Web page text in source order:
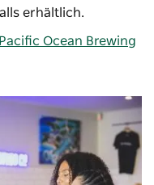
erhältlich.
Pacific Ocean Brewing